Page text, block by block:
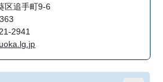
追手町9-6
2941